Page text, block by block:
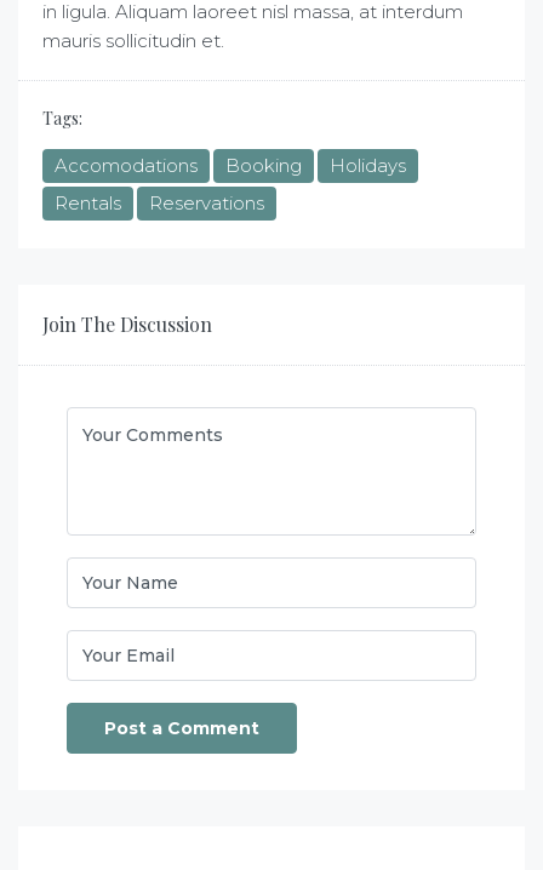
in ligula. Aliquam laoreet nisl massa, at interdum
mauris sollicitudin et.
Tags:
Accomodations Booking
Holidays
Rentals
Reservations
Join The Discussion